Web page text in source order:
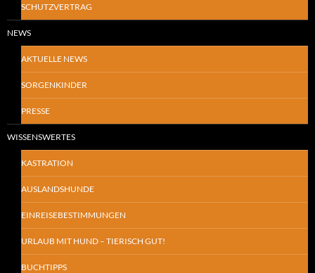
SCHUTZVERTRAG
NEWS
AKTUELLE NEWS
SORGENKINDER
PRESSE
WISSENSWERTES
KASTRATION
AUSLANDSHUNDE
EINREISEBESTIMMUNGEN
URLAUB MIT HUND – TIERISCH GUT!
BUCHTIPPS